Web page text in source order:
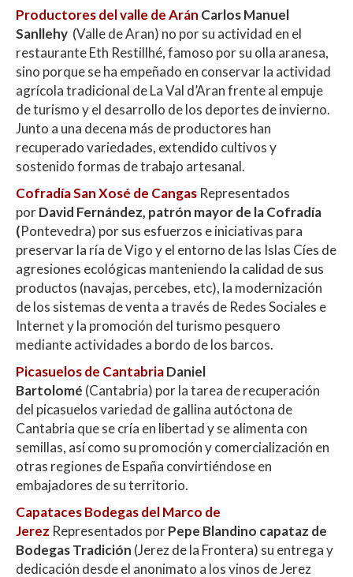
Productores del valle de Arán Carlos Manuel
Sanllehy (Valle de Aran) no por su actividad en el
restaurante Eth Restillhé, famoso por su olla aranesa,
sino porque se ha empeñado en conservar la actividad
agrícola tradicional de La Val d’Aran frente al empuje
de turismo y el desarrollo de los deportes de invierno.
Junto a una decena más de productores han
recuperado variedades, extendido cultivos y
sostenido formas de trabajo artesanal.
Cofradía San Xosé de Cangas Representados
porDavid Fernández, patrón mayor de la Cofradía
(Pontevedra) por sus esfuerzos e iniciativas para
preservar la ría de Vigo y el entorno de las Islas Cíes de
agresiones ecológicas manteniendo la calidad de sus
productos (navajas, percebes, etc), la modernización
de los sistemas de venta a través de Redes Sociales e
Internet y la promoción del turismo pesquero
mediante actividades a bordo de los barcos.
Picasuelos de CantabriaDaniel
Bartolomé (Cantabria) por la tarea de recuperación
del picasuelos variedad de gallina autóctona de
Cantabria que se cría en libertad y se alimenta con
semillas, así como su promoción y comercialización en
otras regiones de España convirtiéndose en
embajadores de su territorio.
Capataces Bodegas del Marco de
Jerez Representados porPepe Blandino capataz de
Bodegas Tradición (Jerez de la Frontera) su entrega y
dedicación desde el anonimato a los vinos de Jerez